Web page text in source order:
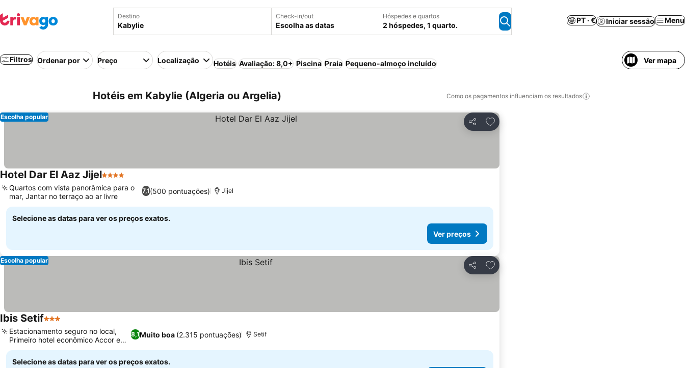
Destino Check-in/out
Escolha as datas
Hóspedes e quartos
2 hóspedes, 1 quarto.
PT · € Iniciar sessão Menu
Filtros Ordenar por Preço Localização Hotéis Avaliação: 8,0+ Piscina Praia Pequeno-almoço incluído Ver mapa
Hotéis em Kabylie (Algeria ou Argelia) Como os pagamentos influenciam os resultados
Partilhar
Adicionar aos favoritos
Escolha popular
Hotel Dar El Aaz Jijel4 Estrelas
7,1(500 pontuações)
Quartos com vista panorâmica para o
mar, Jantar no terraço ao ar livre
Jijel
Selecione as datas para ver os preços exatos.
Ver preços
Partilhar
Adicionar aos favoritos
Escolha popular
Ibis Setif3 Estrelas
8,1Muito boa (2.315 pontuações)
Estacionamento seguro no local,
Primeiro hotel econômico Accor em
Sétif
Setif
Selecione as datas para ver os preços exatos.